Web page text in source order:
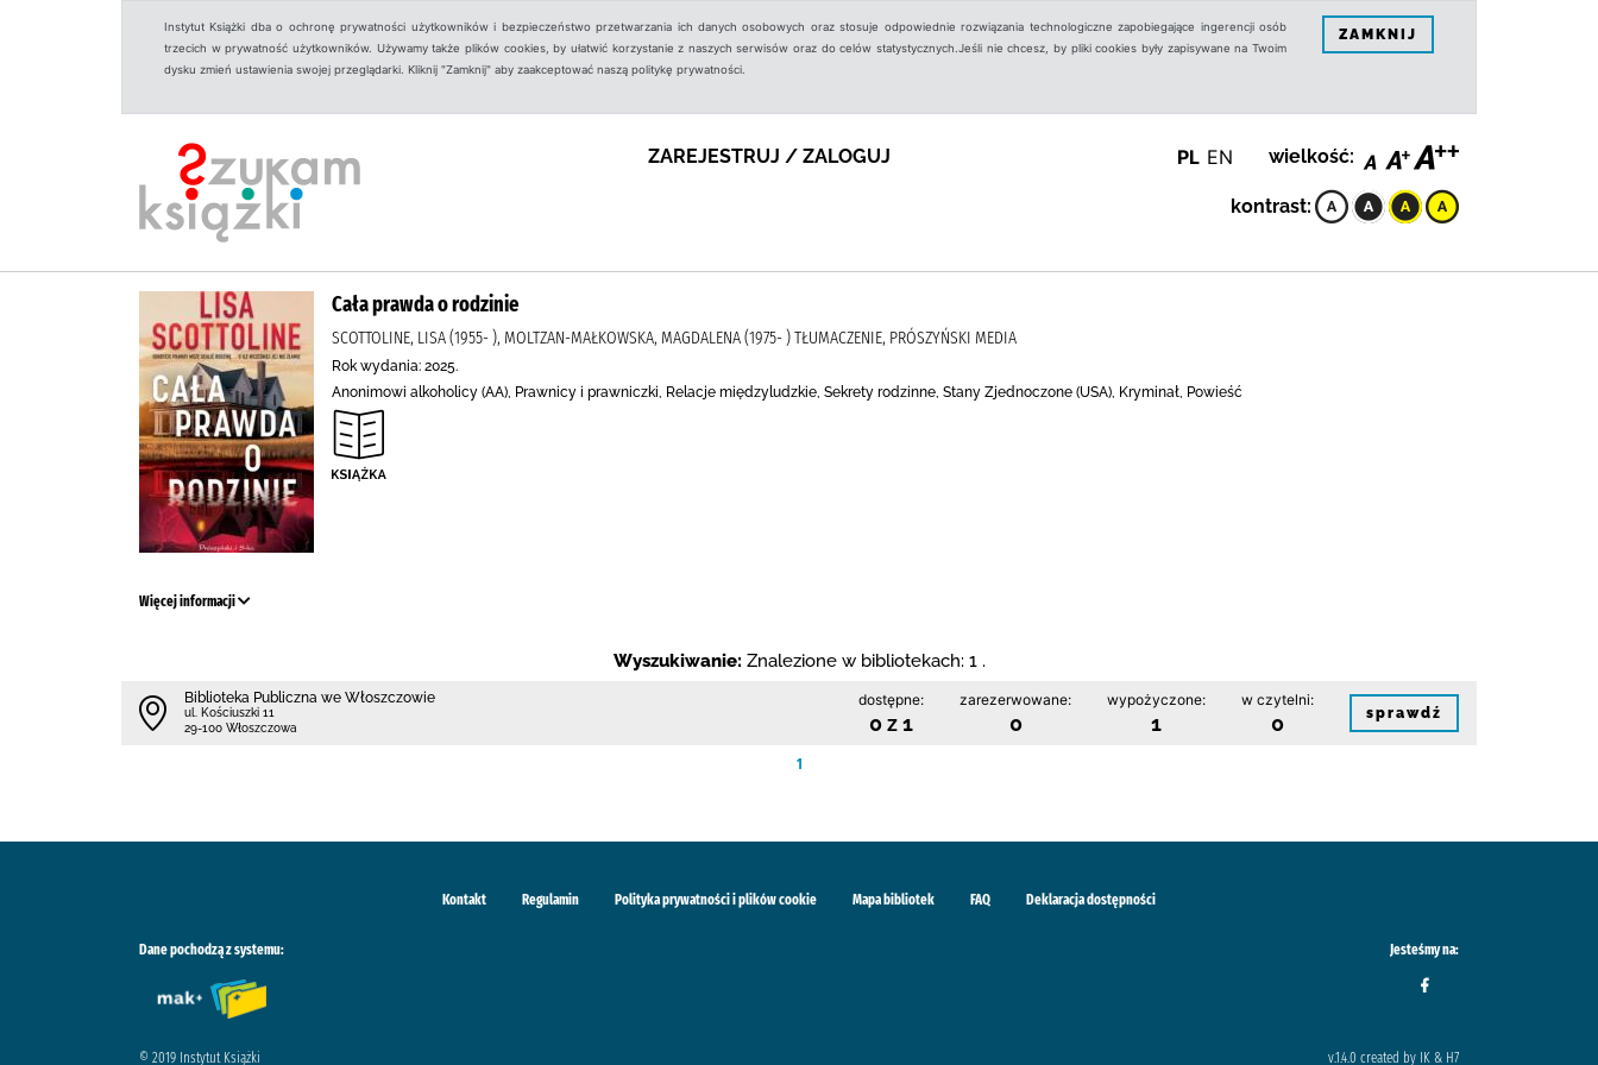
Instytut Książki dba o ochronę prywatności użytkowników i bezpieczeństwo przetwarzania ich danych osobowych oraz stosuje odpowiednie rozwiązania technologiczne zapobiegające ingerencji osób
trzecich w prywatność użytkowników. Używamy także plików cookies, by ułatwić korzystanie z naszych serwisów oraz do celów statystycznych.Jeśli nie chcesz, by pliki cookies były zapisywane na Twoim
dysku zmień ustawienia swojej przeglądarki. Kliknij "Zamknij" aby zaakceptować naszą politykę prywatności.
ZAMKNIJ
ZAREJESTRUJ / ZALOGUJ PL EN wielkość:
kontrast:
Cała prawda o rodzinie
SCOTTOLINE, LISA (1955- ), MOLTZAN-MAŁKOWSKA, MAGDALENA (1975- ) TŁUMACZENIE, PRÓSZYŃSKI MEDIA
Rok wydania: 2025.
Anonimowi alkoholicy (AA), Prawnicy i prawniczki, Relacje międzyludzkie, Sekrety rodzinne, Stany Zjednoczone (USA), Kryminał, Powieść
Więcej informacji
Wyszukiwanie: Znalezione w bibliotekach: 1 .
Biblioteka Publiczna we Włoszczowie
ul. Kościuszki 11
29-100 Włoszczowa
dostępne:
0 z 1
zarezerwowane:
0
wypożyczone:
1
w czytelni:
0 sprawdź
1
Kontakt Regulamin Polityka prywatności i plików cookie Mapa bibliotek FAQ Deklaracja dostępności
Dane pochodzą z systemu: Jesteśmy na:
© 2019 Instytut Książki v.1.4.0 created by IK & H7